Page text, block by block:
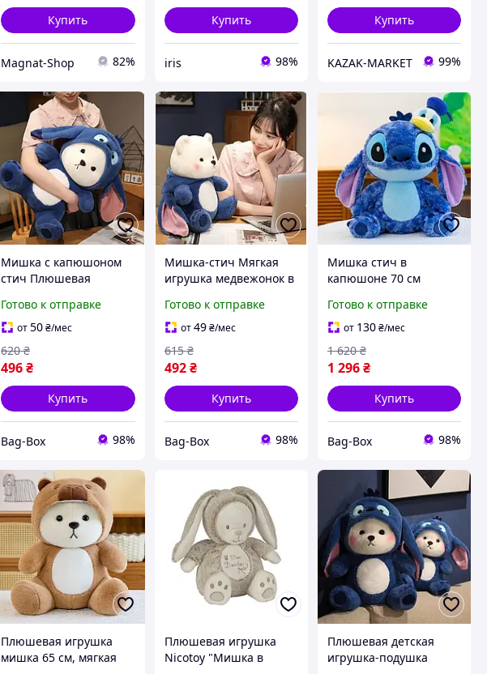
Купить
Magnat-Shop 82%
Купить
iris 98%
Купить
KAZAK-MARKET 99%
Мишка с капюшоном
стич Плюшевая
подушка медведь в
капюшоне Мягкая
игрушка медвежонок
25 см
Готово к отправке
от50₴/мес
496₴
620 ₴
Купить
Bag-Box 98%
Мишка-стич Мягкая
игрушка медвежонок в
в комбинезоне Мишка
плюшевый 25 см
Готово к отправке
от49 ₴/мес
492 ₴
615 ₴
Купить
Bag-Box 98%
Мишка стич в
капюшоне 70 см
оригинал Игрушка
стич Плюшевая
игрушка стич Stitch
стич мягкая игрушка
Готово к отправке
от 130₴/мес
1 296₴
1 620 ₴
Купить
Bag-Box 98%
Плюшевая игрушка
мишка 65 см, мягкая
Плюшевая игрушка
Nicotoy "Мишка в
Плюшевая детская
игрушка-подушка